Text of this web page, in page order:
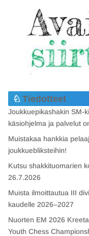
Tiedotteet
Joukkuepikashakin SM-
käsiohjelma ja palvelut
Muistakaa hankkia
joukkuebliksteihin!
Kutsu shakkituomarien
26.7.2026
Muista ilmoittautua III
kaudelle 2026–2027
Nuorten EM 2026
Youth Chess